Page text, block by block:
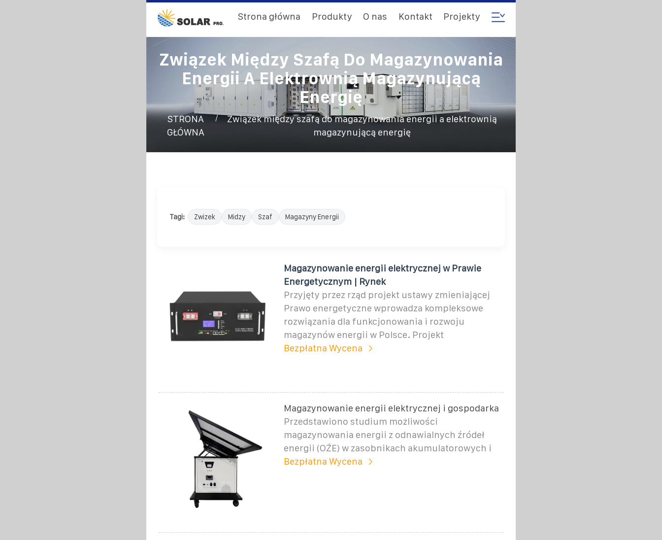
Strona główna Produkty O nas Kontakt Projekty
Związek Między Szafą Do Magazynowania
Energii A Elektrownią Magazynującą
Energię
STRONA
GŁÓWNA
/
Związek między szafą do magazynowania energii a elektrownią
magazynującą energię
Tagi: Zwizek Midzy Szaf Magazyny Energii
Magazynowanie energii elektrycznej w Prawie
Energetycznym | Rynek
Przyjęty przez rząd projekt ustawy zmieniającej
Prawo energetyczne wprowadza kompleksowe
rozwiązania dla funkcjonowania i rozwoju
magazynów energii w Polsce. Projekt
Bezpłatna Wycena
Magazynowanie energii elektrycznej i gospodarka
Przedstawiono studium możliwości
magazynowania energii z odnawialnych źródeł
energii (OŹE) w zasobnikach akumulatorowych i
Bezpłatna Wycena